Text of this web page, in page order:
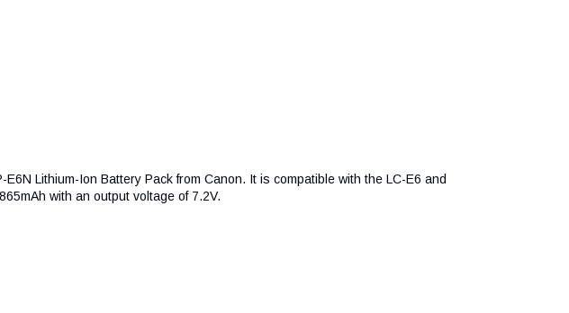
Lithium-Ion Battery Pack from Canon. It is compatible with the LC-E6 and
with an output voltage of 7.2V.